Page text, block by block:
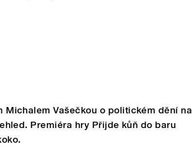
Michalem Vašečkou o politickém dění na
Premiéra hry Přijde kůň do baru